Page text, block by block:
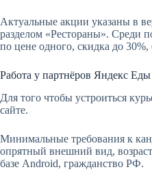
Актуальные акции указаны в
разделом «Рестораны». Среди
по цене одного, скидка до
Работа у партнёров Яндекс Еды
Для того чтобы устроиться
сайте.
Минимальные требования к
опрятный внешний вид,
базе Android, гражданство РФ.